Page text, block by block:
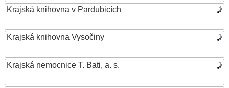
Krajská knihovna v Pardubicích
Krajská knihovna Vysočiny
Krajská nemocnice T. Bati, a. s.